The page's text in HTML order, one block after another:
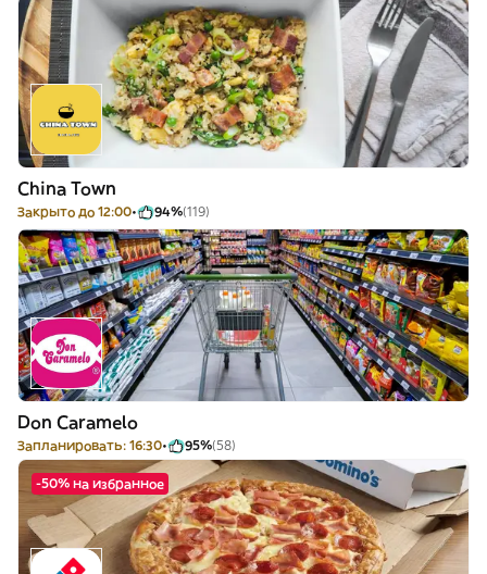
China Town
Закрыто до 12:00 94%(119)
Don Caramelo
Запланировать: 16:30 95%(58)
-50% на избранное